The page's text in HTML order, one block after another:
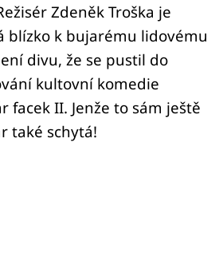
Zdeněk Troška je
blízko k bujarému lidovému
divu, že se pustil do
kultovní komedie
facek II. Jenže to sám ještě
také schytá!